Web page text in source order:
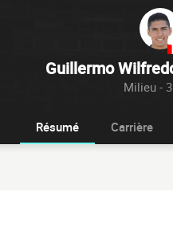
Guillermo
Milieu -
Résumé Carrière